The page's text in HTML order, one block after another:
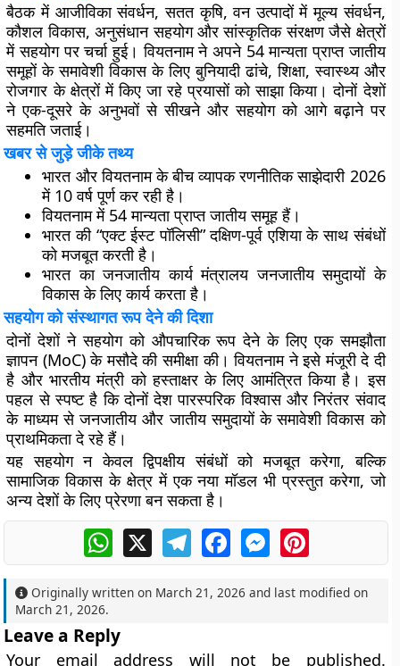
बैठक में आजीविका संवर्धन, सतत कृषि, वन उत्पादों में मूल्य संवर्धन,
कौशल विकास, अनुसंधान सहयोग और सांस्कृतिक संरक्षण जैसे क्षेत्रों
में सहयोग पर चर्चा हुई। वियतनाम ने अपने 54 मान्यता प्राप्त जातीय
समूहों के समावेशी विकास के लिए बुनियादी ढांचे, शिक्षा, स्वास्थ्य और
रोजगार के क्षेत्रों में किए जा रहे प्रयासों को साझा किया। दोनों देशों
ने एक-दूसरे के अनुभवों से सीखने और सहयोग को आगे बढ़ाने पर
सहमति जताई।
खबर से जुड़े जीके तथ्य
भारत और वियतनाम के बीच व्यापक रणनीतिक साझेदारी 2026
में 10 वर्ष पूर्ण कर रही है।
वियतनाम में 54 मान्यता प्राप्त जातीय समूह हैं।
भारत की “एक्ट ईस्ट पॉलिसी” दक्षिण-पूर्व एशिया के साथ संबंधों
को मजबूत करती है।
भारत का जनजातीय कार्य मंत्रालय जनजातीय समुदायों के
विकास के लिए कार्य करता है।
सहयोग को संस्थागत रूप देने की दिशा
दोनों देशों ने सहयोग को औपचारिक रूप देने के लिए एक समझौता
ज्ञापन (MoC) के मसौदे की समीक्षा की। वियतनाम ने इसे मंजूरी दे दी
है और भारतीय मंत्री को हस्ताक्षर के लिए आमंत्रित किया है। इस
पहल से स्पष्ट है कि दोनों देश पारस्परिक विश्वास और निरंतर संवाद
के माध्यम से जनजातीय और जातीय समुदायों के समावेशी विकास को
प्राथमिकता दे रहे हैं।
यह सहयोग न केवल द्विपक्षीय संबंधों को मजबूत करेगा, बल्कि
सामाजिक विकास के क्षेत्र में एक नया मॉडल भी प्रस्तुत करेगा, जो
अन्य देशों के लिए प्रेरणा बन सकता है।
WhatsApp
X TelegramFacebookMessengerPinterest
Originally written on March 21, 2026 and last modified on
March 21, 2026.
Leave a Reply
Your email address will not be published.